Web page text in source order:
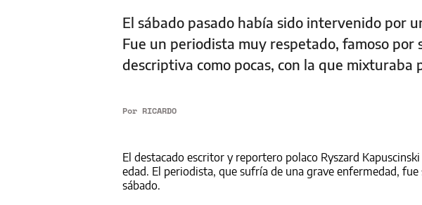
El sábado pasado había sido intervenido por
Fue un periodista muy respetado, famoso por
descriptiva como pocas, con la que
Por RICARDO
El destacado escritor y reportero polaco Ryszard
edad. El periodista, que sufría de una grave enfermedad,
sábado.